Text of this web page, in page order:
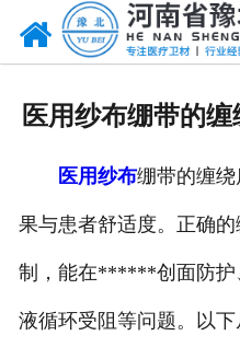
医用纱布绷带的
医用纱布绷带的缠
果与患者舒适度。正确
制，能在******创面防护
液循环受阻等问题。以